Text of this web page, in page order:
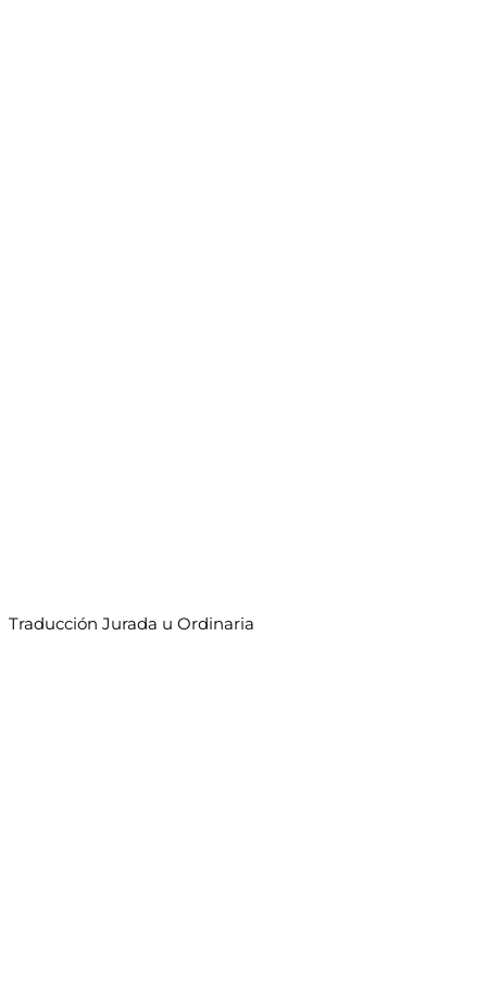
Traducción Jurada u Ordinaria